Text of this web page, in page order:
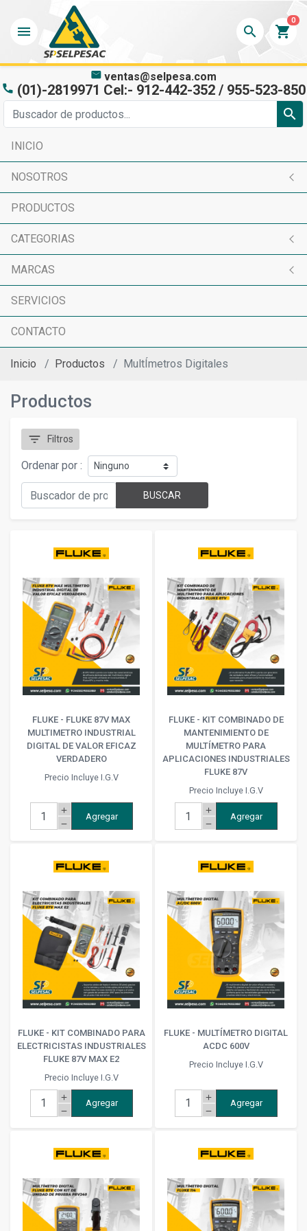
menu search shopping_cart
0
mail ventas@selpesa.com
phone (01)-2819971 Cel:- 912-442-352 / 955-523-850
search
INICIO
NOSOTROS
PRODUCTOS
CATEGORIAS
MARCAS
SERVICIOS
CONTACTO
Inicio Productos MultÍmetros Digitales
Productos
filter_list Filtros
Ordenar por :
BUSCAR
FLUKE - FLUKE 87V MAX
MULTIMETRO INDUSTRIAL
DIGITAL DE VALOR EFICAZ
VERDADERO
Precio Incluye I.G.V
add
remove
Agregar
FLUKE - KIT COMBINADO DE
MANTENIMIENTO DE
MULTÍMETRO PARA
APLICACIONES INDUSTRIALES
FLUKE 87V
Precio Incluye I.G.V
add
remove
Agregar
FLUKE - KIT COMBINADO PARA
ELECTRICISTAS INDUSTRIALES
FLUKE 87V MAX E2
Precio Incluye I.G.V
add
remove
Agregar
FLUKE - MULTÍMETRO DIGITAL
ACDC 600V
Precio Incluye I.G.V
add
remove
Agregar